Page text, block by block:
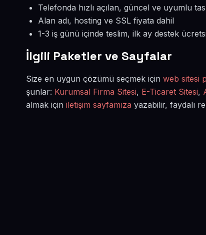
Telefonda hızlı açılan, güncel ve uyumlu
Alan adı, hosting ve SSL fiyata dahil
1-3 iş günü içinde teslim, ilk ay destek
İlgili Paketler ve Sayfalar
Size en uygun çözümü seçmek için web sitesi
şunlar: Kurumsal Firma Sitesi, E-Ticaret Sitesi,
almak için iletişim sayfamıza yazabilir, faydalı